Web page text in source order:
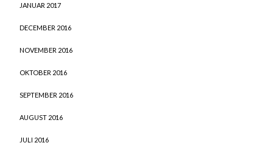
JANUAR 2017
DECEMBER 2016
NOVEMBER 2016
OKTOBER 2016
SEPTEMBER 2016
AUGUST 2016
JULI 2016